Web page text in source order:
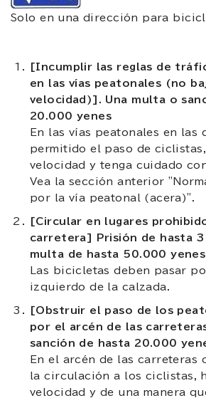
Solo en una dirección para
[Incumplir las reglas de
en las vías peatonales (no
velocidad)]. Una multa o
20.000 yenes
En las vías peatonales en las
permitido el paso de
velocidad y tenga cuidado
Vea la sección anterior
por la vía peatonal (acera)".
[Circular en lugares
carretera] Prisión de hasta 3
multa de hasta 50.000 yenes
Las bicicletas deben pasar
izquierdo de la calzada.
[Obstruir el paso de los
por el arcén de las
sanción de hasta 20.000
En el arcén de las carreteras
la circulación a los ciclistas,
velocidad y de una manera